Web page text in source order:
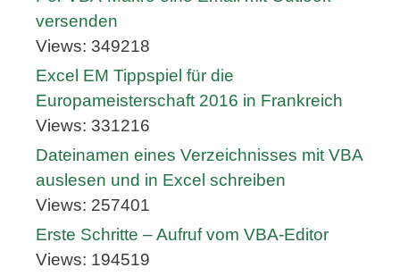
versenden
Views: 349218
Excel EM Tippspiel für die
Europameisterschaft 2016 in Frankreich
Views: 331216
Dateinamen eines Verzeichnisses mit VBA
auslesen und in Excel schreiben
Views: 257401
Erste Schritte – Aufruf vom VBA-Editor
Views: 194519